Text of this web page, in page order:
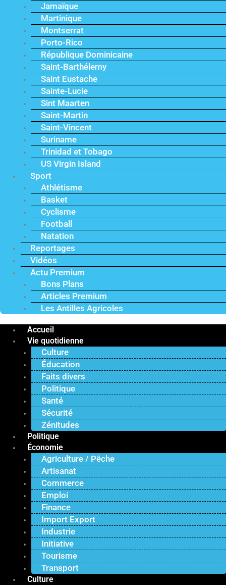
Jamaïque
Martinique
Montserrat
Porto-Rico
République Dominicaine
Saint-Barthélemy
Saint Eustache
Sainte-Lucie
Sint Maarten
Saint-Martin
Saint-Vincent
Suriname
Trinidad et Tobago
US Virgin Island
Sport
Athlétisme
Basket
Cyclisme
Football
Natation
Reportages
Vidéos
Actu Premium
Bons Plans
Articles Premium
Les Antilles Agricoles
Accueil
Vie quotidienne
Culture
Éducation
Faits divers
Politique
Santé
Sécurité
Zénitudes
Politique
Économie
Agriculture / Pêche
Artisanat
Commerce
Emploi
Finance
Import Export
Industrie
Initiative
Tourisme
Transport
Culture